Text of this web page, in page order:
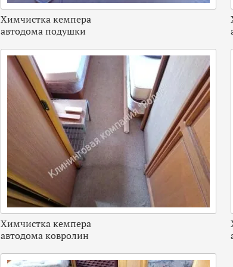
Химчистка кемпера
автодома подушки
Химчистка кемпера
автодома ковролин